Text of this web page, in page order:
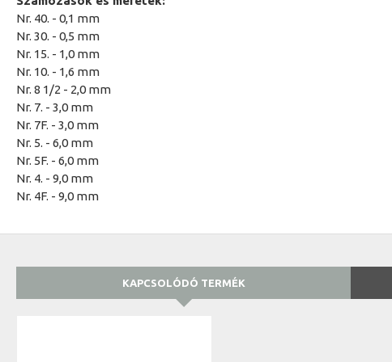
Nr. 40. - 0,1 mm
Nr. 30. - 0,5 mm
Nr. 15. - 1,0 mm
Nr. 10. - 1,6 mm
Nr. 8 1/2 - 2,0 mm
Nr. 7. - 3,0 mm
Nr. 7F. - 3,0 mm
Nr. 5. - 6,0 mm
Nr. 5F. - 6,0 mm
Nr. 4. - 9,0 mm
Nr. 4F. - 9,0 mm
KAPCSOLÓDÓ TERMÉK